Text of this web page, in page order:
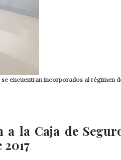
encuentran incorporados al régimen
la Caja de